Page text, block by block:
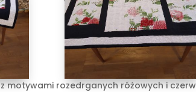
z motywami rozedrganych różowych i